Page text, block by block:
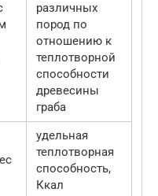
различных
пород по
отношению к
теплотворной
способности
древесины
граба
удельная
теплотворная
способность,
Ккал